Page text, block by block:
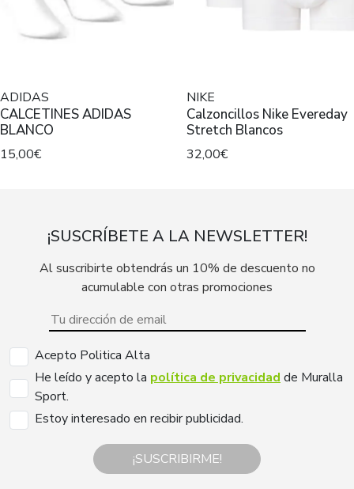
ADIDAS
CALCETINES ADIDAS
BLANCO
15,00€
NIKE
Calzoncillos Nike Evereday
Stretch Blancos
32,00€
¡SUSCRÍBETE A LA NEWSLETTER!
Al suscribirte obtendrás un 10% de descuento no
acumulable con otras promociones
Acepto Politica Alta
He leído y acepto la política de privacidad de Muralla
Sport.
Estoy interesado en recibir publicidad.
¡SUSCRIBIRME!